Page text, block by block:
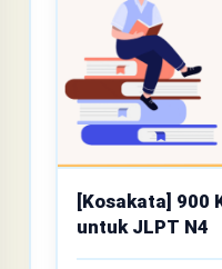
[Kosakata] 900
untuk JLPT N4